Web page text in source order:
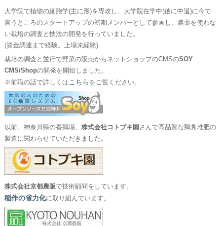
大学院で植物の細胞学(主に形)を専攻し、大学院在学中(後に中退)に今で
言うところのスタートアップの初期メンバーとして参画し、農薬を使わな
い栽培の調査と技法の開発を行っていました。
(資金調達まで経験。上場未経験)
栽培の調査と並行で野菜の販売からネットショップのCMSのSOY
CMS/Shopの開発を開始しました。
※前職の話で詳しくはこちら をご覧ください。
以前、神奈川県の養鶏場、 株式会社コトブキ園 さんで高品質な鶏糞堆肥の
製造に関わらせていただきました。
株式会社京都農販で技術顧問をしています。
稲作の省力化に取り組んでいます。